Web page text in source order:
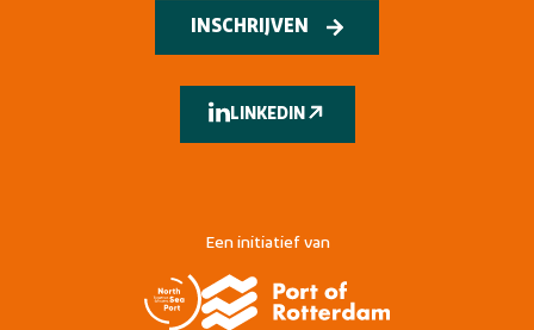
INSCHRIJVEN
LINKEDIN
Een initiatief van